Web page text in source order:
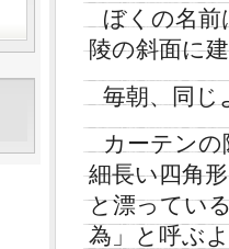
ぼくの名前
陵の斜面に
毎朝、同じ
カーテン
細長い四角
と漂ってい
為」と呼ぶ